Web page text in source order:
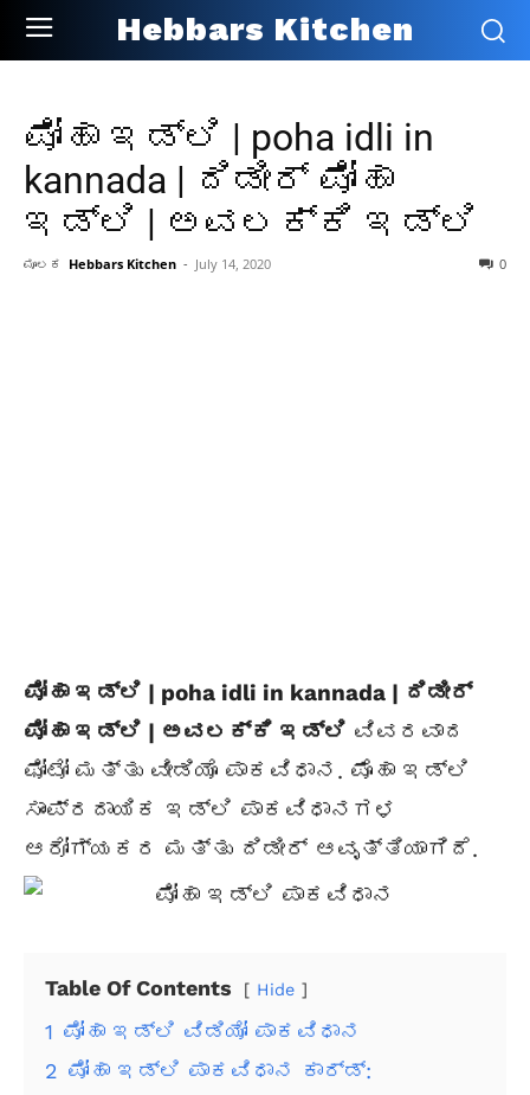
Hebbars Kitchen
ಪೋಹಾ ಇಡ್ಲಿ | poha idli in
kannada | ದಿಡೀರ್ ಪೋಹಾ
ಇಡ್ಲಿ | ಅವಲಕ್ಕಿ ಇಡ್ಲಿ
ಮೂಲಕ Hebbars Kitchen - July 14, 2020 0
ಪೋಹಾ ಇಡ್ಲಿ | poha idli in kannada | ದಿಡೀರ್
ಪೋಹಾ ಇಡ್ಲಿ | ಅವಲಕ್ಕಿ ಇಡ್ಲಿ ವಿವರವಾದ
ಫೋಟೋ ಮತ್ತು ವೀಡಿಯೊ ಪಾಕವಿಧಾನ. ಪೊಹಾ ಇಡ್ಲಿ
ಸಾಂಪ್ರದಾಯಿಕ ಇಡ್ಲಿ ಪಾಕವಿಧಾನಗಳ
ಆರೋಗ್ಯಕರ ಮತ್ತು ದಿಡೀರ್ ಆವೃತ್ತಿಯಾಗಿದೆ.
Table Of Contents Hide
1 ಪೋಹಾ ಇಡ್ಲಿ ವಿಡಿಯೋ ಪಾಕವಿಧಾನ
2 ಪೋಹಾ ಇಡ್ಲಿ ಪಾಕವಿಧಾನ ಕಾರ್ಡ್: